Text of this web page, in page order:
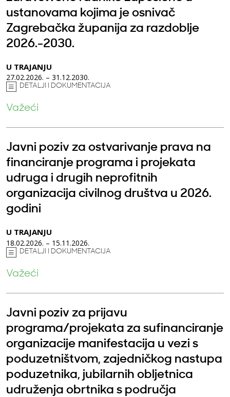
ustanovama kojima je osnivač
Zagrebačka županija za razdoblje
2026.-2030.
U TRAJANJU
27.02.2026. – 31.12.2030.
DETALJI I DOKUMENTACIJA
Važeći
Javni poziv za ostvarivanje prava na
financiranje programa i projekata
udruga i drugih neprofitnih
organizacija civilnog društva u 2026.
godini
U TRAJANJU
18.02.2026. – 15.11.2026.
DETALJI I DOKUMENTACIJA
Važeći
Javni poziv za prijavu
programa/projekata za sufinanciranje
organizacije manifestacija u vezi s
poduzetništvom, zajedničkog nastupa
poduzetnika, jubilarnih obljetnica
udruženja obrtnika s područja